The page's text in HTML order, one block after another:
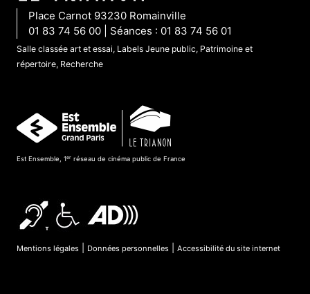
Place Carnot 93230 Romainville
01 83 74 56 00 | Séances : 01 83 74 56 01
Salle classée art et essai, Labels Jeune public, Patrimoine et
répertoire, Recherche
Est Ensemble, 1er réseau de cinéma public de France
Mentions légales Données personnelles Accessibilité du site internet